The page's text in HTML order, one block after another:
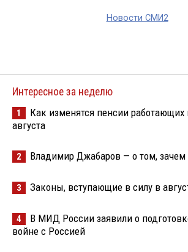
Новости СМИ2
Интересное за неделю
1
Как изменятся пенсии работающих
августа
2 Владимир Джабаров — о том,
3 Законы, вступающие в силу в
4
В МИД России заявили о
войне с Россией